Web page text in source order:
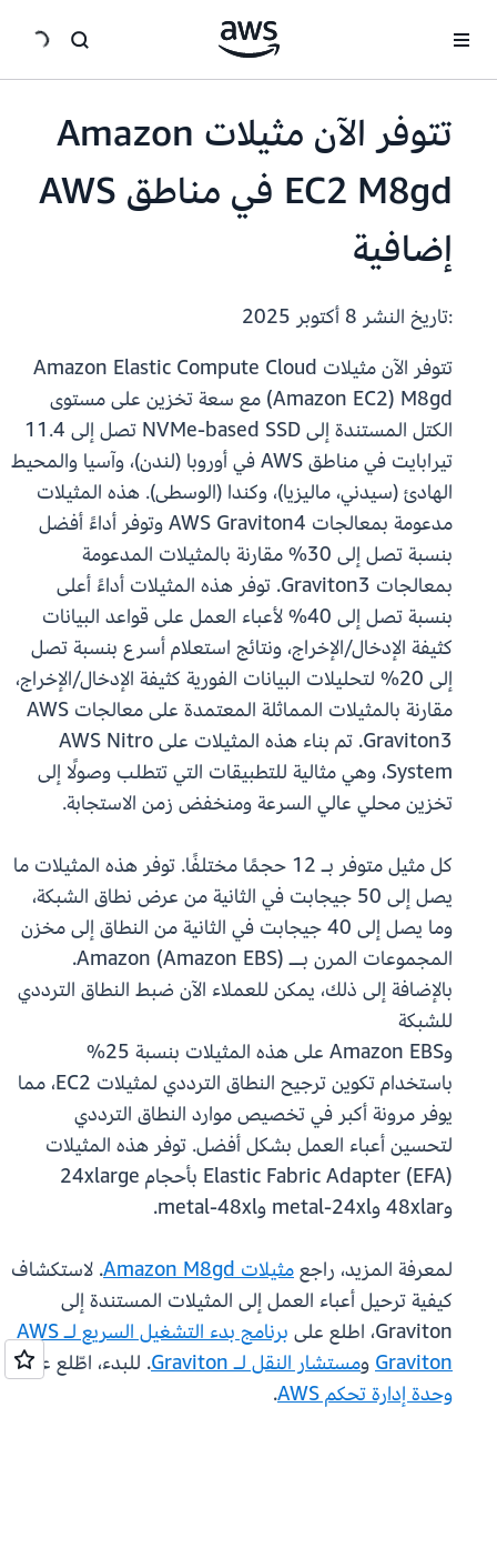
تتوفر الآن مثيلات Amazon
EC2 M8gd في مناطق AWS
إضافية
:تاريخ النشر
تتوفر الآن مثيلات Amazon Elastic Compute Cloud
(Amazon EC2) M8gd مع سعة تخزين على مستوى
الكتل المستندة إلى NVMe-based SSD تصل إلى 11.4
تيرابايت في مناطق AWS في أوروبا (لندن)، وآسيا والمحيط
الهادئ (سيدني، ماليزيا)، وكندا (الوسطى). هذه المثيلات
مدعومة بمعالجات AWS Graviton4 وتوفر أداءً أفضل
بنسبة تصل إلى 30% مقارنة بالمثيلات المدعومة
بمعالجات Graviton3. توفر هذه المثيلات أداءً أعلى
بنسبة تصل إلى 40% لأعباء العمل على قواعد البيانات
كثيفة الإدخال/الإخراج، ونتائج استعلام أسرع بنسبة تصل
إلى 20% لتحليلات البيانات الفورية كثيفة الإدخال/الإخراج،
مقارنة بالمثيلات المماثلة المعتمدة على معالجات AWS
Graviton3. تم بناء هذه المثيلات على AWS Nitro
System، وهي مثالية للتطبيقات التي تتطلب وصولًا إلى
تخزين محلي عالي السرعة ومنخفض زمن الاستجابة.
كل مثيل متوفر بـ 12 حجمًا مختلفًا. توفر هذه المثيلات ما
يصل إلى 50 جيجابت في الثانية من عرض نطاق الشبكة،
وما يصل إلى 40 جيجابت في الثانية من النطاق إلى مخزن
المجموعات المرن بــ Amazon (Amazon EBS).
بالإضافة إلى ذلك، يمكن للعملاء الآن ضبط النطاق الترددي
للشبكة
وAmazon EBS على هذه المثيلات بنسبة 25%
باستخدام تكوين ترجيح النطاق الترددي لمثيلات EC2، مما
يوفر مرونة أكبر في تخصيص موارد النطاق الترددي
لتحسين أعباء العمل بشكل أفضل. توفر هذه المثيلات
Elastic Fabric Adapter (EFA) بأحجام 24xlarge
و48xlar وmetal-24xl وmetal-48xl.
لمعرفة المزيد، راجعمثيلات Amazon M8gd
. لاستكشاف
كيفية ترحيل أعباء العمل إلى المثيلات المستندة إلى
Graviton، اطلع على
برنامج بدء التشغيل السريع لـ AWS
Gravitonومستشار النقل لـ Graviton
. للبدء، اطّلع على
وحدة إدارة تحكم AWS
.